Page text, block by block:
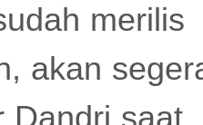
merilis
akan
Dandri saat